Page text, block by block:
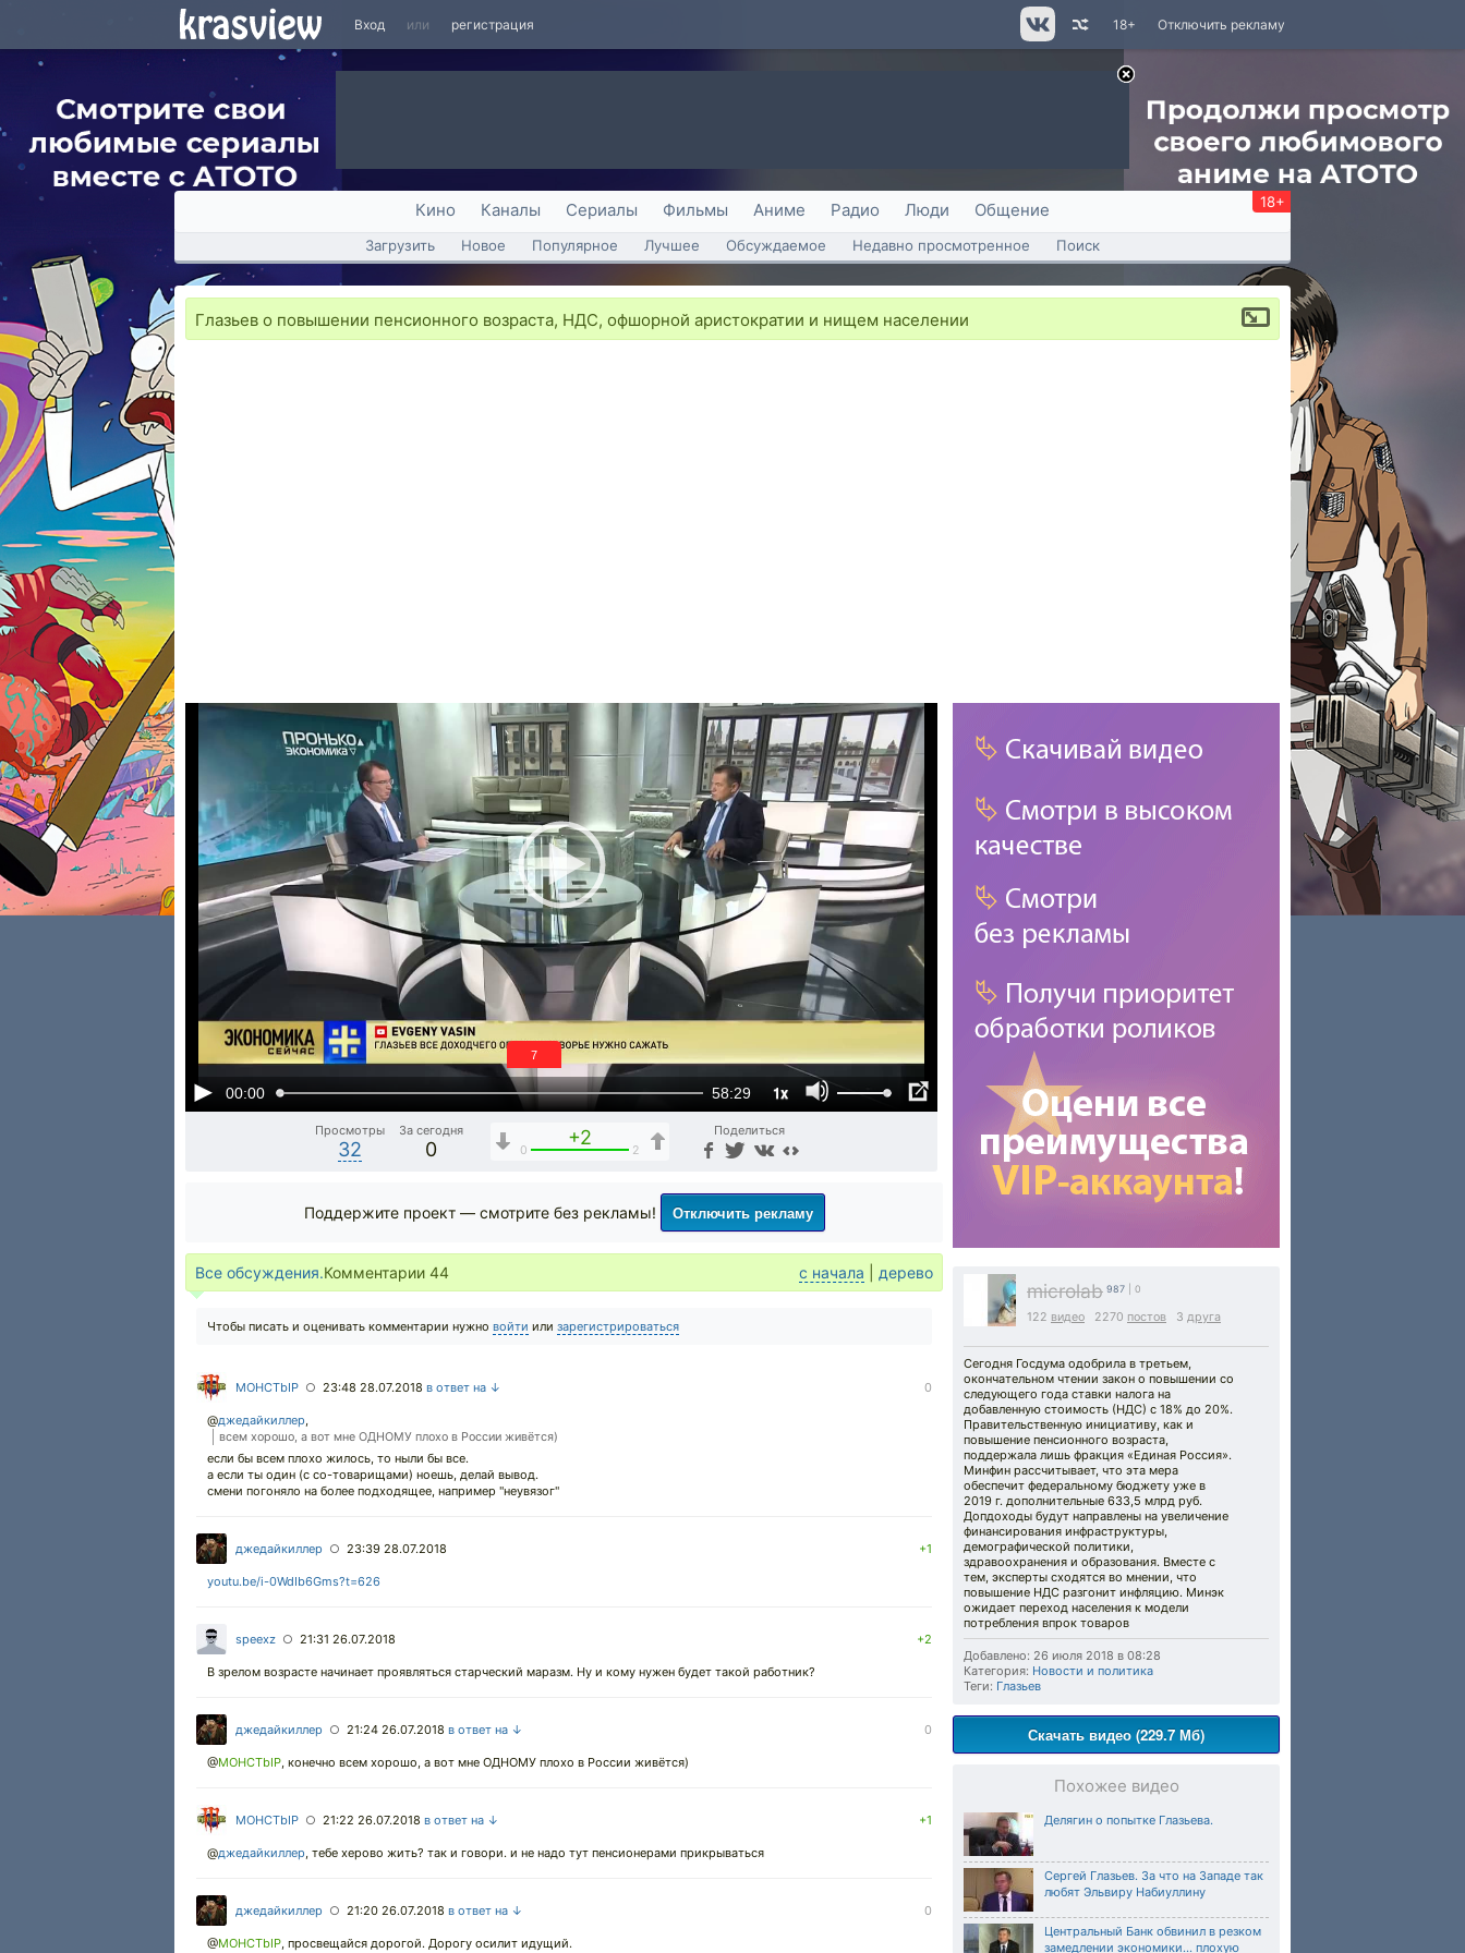
Вход или регистрация Отключить рекламу
18+
Кино Каналы Сериалы Фильмы Аниме Радио Люди Общение 18+
Загрузить Новое Популярное Лучшее Обсуждаемое Недавно просмотренное Поиск
Глазьев о повышении пенсионного возраста, НДС, офшорной аристократии и нищем населении
00:00 58:29 1x
6
Просмотры
32
За сегодня
0
+2
0 2
Поделиться
microlab 987 | 0
122 видео 2270 постов 3 друга
Сегодня Госдума одобрила в третьем,
окончательном чтении закон о повышении со
следующего года ставки налога на
добавленную стоимость (НДС) с 18% до 20%.
Правительственную инициативу, как и
повышение пенсионного возраста,
поддержала лишь фракция «Единая Россия».
Минфин рассчитывает, что эта мера
обеспечит федеральному бюджету уже в
2019 г. дополнительные 633,5 млрд руб.
Допдоходы будут направлены на увеличение
финансирования инфраструктуры,
демографической политики,
здравоохранения и образования. Вместе с
тем, эксперты сходятся во мнении, что
повышение НДС разгонит инфляцию. Минэк
ожидает переход населения к модели
потребления впрок товаров
Добавлено: 26 июля 2018 в 08:28
Категория: Новости и политика
Теги: Глазьев
Скачать видео (229.7 Мб)
Похожее видео
Делягин о попытке Глазьева.
Сергей Глазьев. За что на Западе так
любят Эльвиру Набиуллину
Центральный Банк обвинил в резком
замедлении экономики... плохую
Поддержите проект — смотрите без рекламы! Отключить рекламу
Все обсуждения.Комментарии 44 с начала дерево
Чтобы писать и оценивать комментарии нужно войти или зарегистрироваться
MOHCTbIP ○ 23:48 28.07.2018 в ответ на ↓ 0
@джедайкиллер,
всем хорошо, а вот мне ОДНОМУ плохо в России живётся)
если бы всем плохо жилось, то ныли бы все.
а если ты один (с со-товарищами) ноешь, делай вывод.
смени погоняло на более подходящее, например "неувязог"
джедайкиллер ○ 23:39 28.07.2018 +1
youtu.be/i-0WdIb6Gms?t=626
speexz ○ 21:31 26.07.2018 +2
В зрелом возрасте начинает проявляться старческий маразм. Ну и кому нужен будет такой работник?
джедайкиллер ○ 21:24 26.07.2018 в ответ на ↓ 0
@MOHCTbIP, конечно всем хорошо, а вот мне ОДНОМУ плохо в России живётся)
MOHCTbIP ○ 21:22 26.07.2018 в ответ на ↓ +1
@джедайкиллер, тебе херово жить? так и говори. и не надо тут пенсионерами прикрываться
джедайкиллер ○ 21:20 26.07.2018 в ответ на ↓ 0
@MOHCTbIP, просвещайся дорогой. Дорогу осилит идущий.